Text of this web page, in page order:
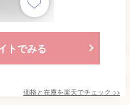
トでみる
価格と在庫を楽天でチェック >>